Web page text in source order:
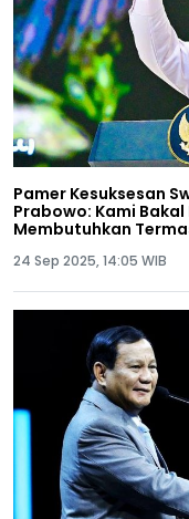
Pamer Kesuksesan
Prabowo: Kami
Membutuhkan
24 Sep 2025, 14:05 WIB